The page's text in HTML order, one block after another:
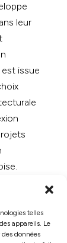
telles
appareils. Le
données
leur
issue